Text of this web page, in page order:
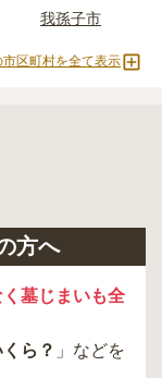
我孫子市
市区町村を全て表示
方へ
墓じまいも全
ら？ 」などを